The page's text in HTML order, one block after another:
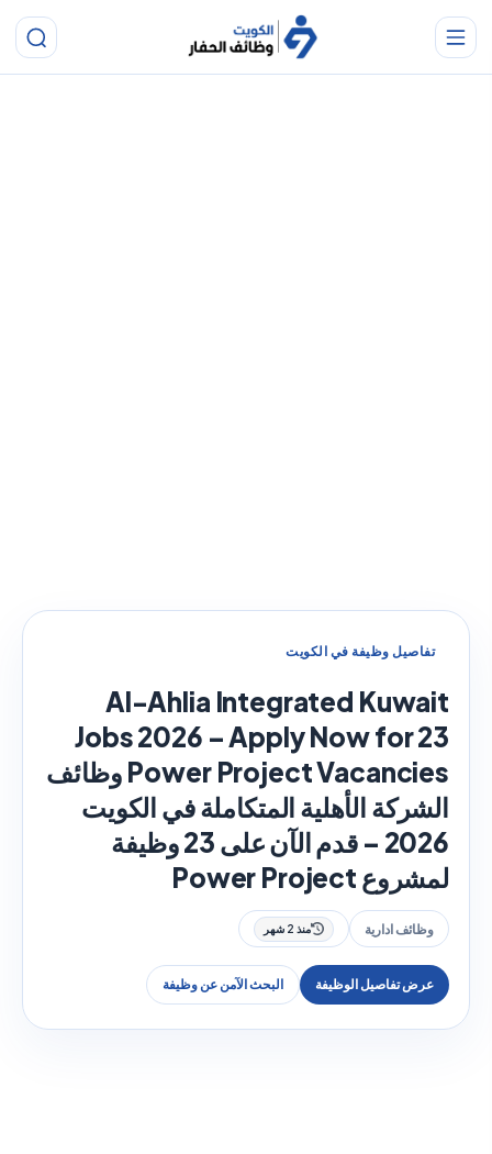
تفاصيل وظيفة في الكويت
Al-Ahlia Integrated Kuwait
Jobs 2026 – Apply Now for 23
Power Project Vacancies وظائف
الشركة الأهلية المتكاملة في الكويت
2026 – قدم الآن على 23 وظيفة
لمشروع Power Project
وظائف ادارية منذ 2 شهر
عرض تفاصيل الوظيفة البحث الآمن عن وظيفة